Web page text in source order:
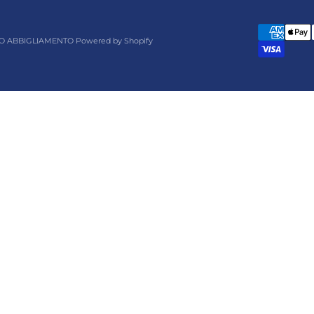
ABBIGLIAMENTO Powered by Shopify